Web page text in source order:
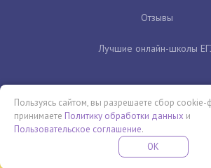
Отзывы
Лучшие онлайн-школы
Бесплатная летняя школа
ПРОВЕДИ ЭТО ЛЕТО С ПОЛЬЗОЙ
Пользуясь сайтом, вы разрешаете сбор cookie-
принимаете Политику обработки данных и
Пользовательское соглашение.
OK